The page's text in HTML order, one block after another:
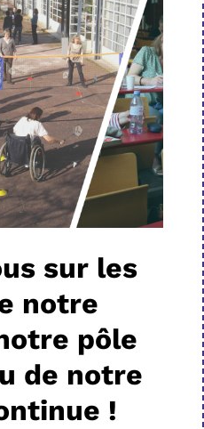
sur les
notre
pôle
de notre
!